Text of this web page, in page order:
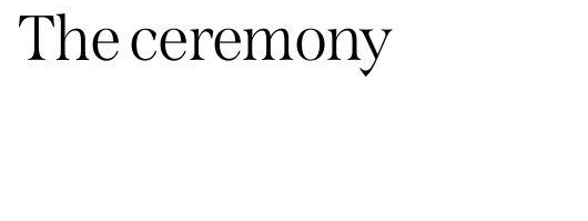
The ceremony